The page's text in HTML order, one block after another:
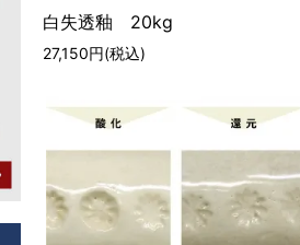
白失透釉 20kg
27,150円(税込)